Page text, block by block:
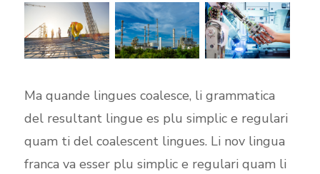
Ma quande lingues coalesce, li grammatica
del resultant lingue es plu simplic e regulari
quam ti del coalescent lingues. Li nov lingua
franca va esser plu simplic e regulari quam li